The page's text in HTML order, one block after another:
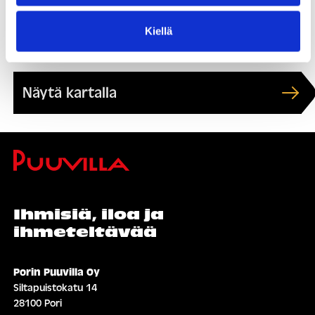
Kiellä
Vieraile: https://www.marakatti.net
Näytä kartalla
Ihmisiä, iloa ja
ihmeteltävää
Porin Puuvilla Oy
Siltapuistokatu 14
28100 Pori